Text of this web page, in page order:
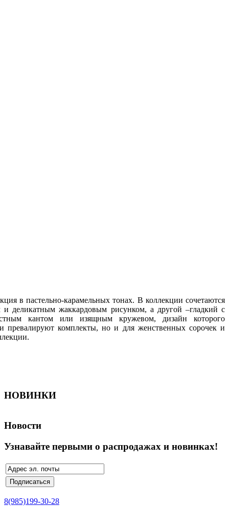
в пастельно-карамельных тонах. В коллекции сочетаются
деликатным жаккардовым рисунком, а другой –гладкий с
кантом или изящным кружевом, дизайн которого
превалируют комплекты, но и для женственных сорочек и
НОВИНКИ
Новости
Узнавайте первыми о распродажах и новинках!
8(985)199-30-28